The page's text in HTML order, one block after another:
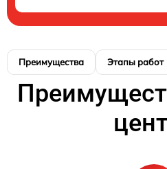
Преимущества Этапы работ